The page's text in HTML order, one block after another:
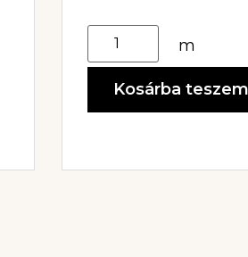
m
Kosárba teszem